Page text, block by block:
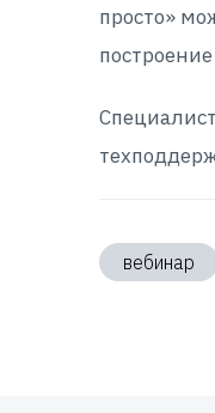
просто»
вебинар